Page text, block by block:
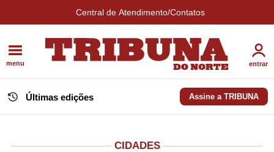
Central de Atendimento/Contatos
menu entrar
Últimas edições Assine a TRIBUNA
CIDADES